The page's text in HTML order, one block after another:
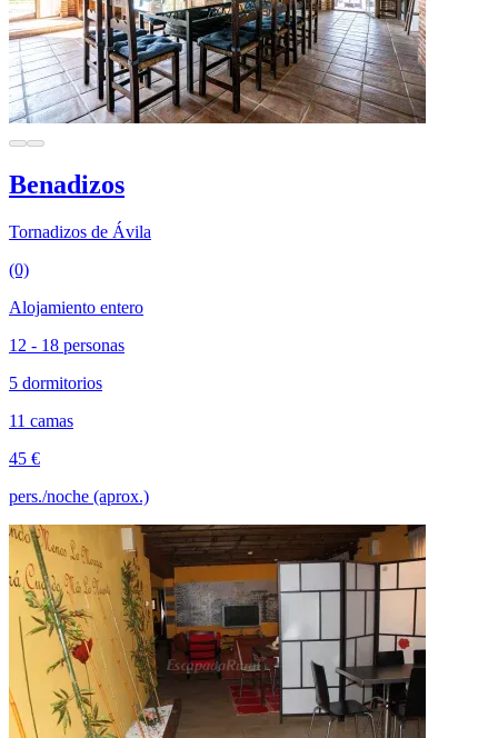
Benadizos
Tornadizos de Ávila
(0)
Alojamiento entero
12 - 18 personas
5 dormitorios
11 camas
45 €
pers./noche (aprox.)